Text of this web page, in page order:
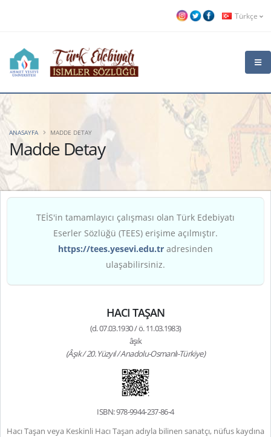
Türkçe
Madde Detay
ANASAYFA MADDE DETAY
TEİS'in tamamlayıcı çalışması olan Türk Edebiyatı
Eserler Sözlüğü (TEES) erişime açılmıştır.
https://tees.yesevi.edu.tr adresinden
ulaşabilirsiniz.
HACI TAŞAN
(d. 07.03.1930 / ö. 11.03.1983)
âşık
(Âşık / 20. Yüzyıl / Anadolu-Osmanlı-Türkiye)
ISBN: 978-9944-237-86-4
Hacı Taşan veya Keskinli Hacı Taşan adıyla bilinen sanatçı, nüfus kaydına